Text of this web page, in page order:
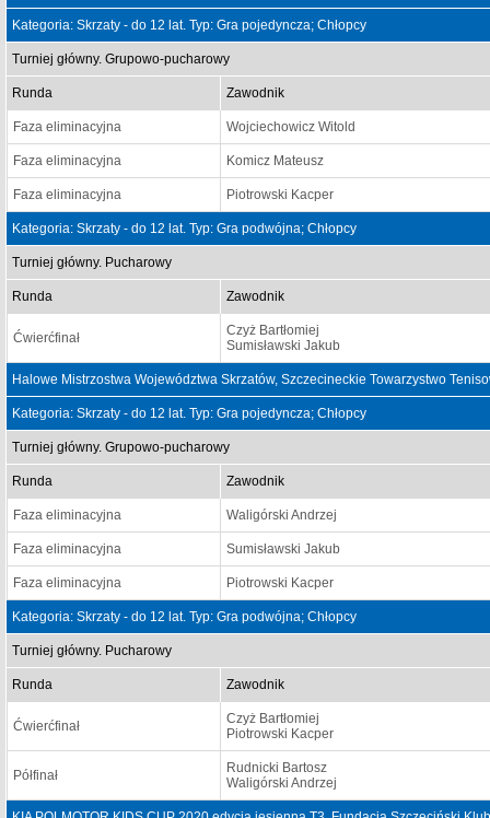
Kategoria: Skrzaty - do 12 lat. Typ: Gra pojedyncza; Chłopcy
Turniej główny. Grupowo-pucharowy
Runda Zawodnik
Faza eliminacyjna Wojciechowicz Witold
Faza eliminacyjna Komicz Mateusz
Faza eliminacyjna Piotrowski Kacper
Kategoria: Skrzaty - do 12 lat. Typ: Gra podwójna; Chłopcy
Turniej główny. Pucharowy
Runda Zawodnik
Ćwierćfinał
Czyż Bartłomiej
Sumisławski Jakub
Halowe Mistrzostwa Województwa Skrzatów, Szczecineckie Towarzystwo
Kategoria: Skrzaty - do 12 lat. Typ: Gra pojedyncza; Chłopcy
Turniej główny. Grupowo-pucharowy
Runda Zawodnik
Faza eliminacyjna Waligórski Andrzej
Faza eliminacyjna Sumisławski Jakub
Faza eliminacyjna Piotrowski Kacper
Kategoria: Skrzaty - do 12 lat. Typ: Gra podwójna; Chłopcy
Turniej główny. Pucharowy
Runda Zawodnik
Ćwierćfinał
Czyż Bartłomiej
Piotrowski Kacper
Półfinał
Rudnicki Bartosz
Waligórski Andrzej